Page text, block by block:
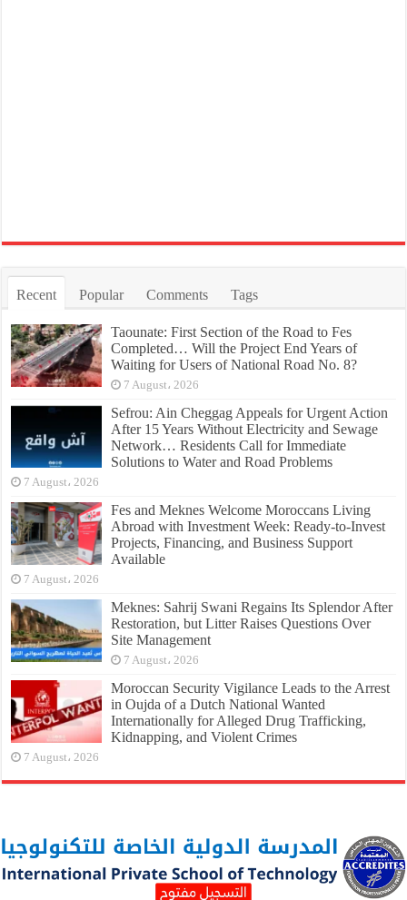
Recent Popular Comments Tags
Taounate: First Section of the Road to Fes
Completed… Will the Project End Years of
Waiting for Users of National Road No. 8?
7 August، 2026
Sefrou: Ain Cheggag Appeals for Urgent Action
After 15 Years Without Electricity and Sewage
Network… Residents Call for Immediate
Solutions to Water and Road Problems
7 August، 2026
Fes and Meknes Welcome Moroccans Living
Abroad with Investment Week: Ready-to-Invest
Projects, Financing, and Business Support
Available
7 August، 2026
Meknes: Sahrij Swani Regains Its Splendor After
Restoration, but Litter Raises Questions Over
Site Management
7 August، 2026
Moroccan Security Vigilance Leads to the Arrest
in Oujda of a Dutch National Wanted
Internationally for Alleged Drug Trafficking,
Kidnapping, and Violent Crimes
7 August، 2026